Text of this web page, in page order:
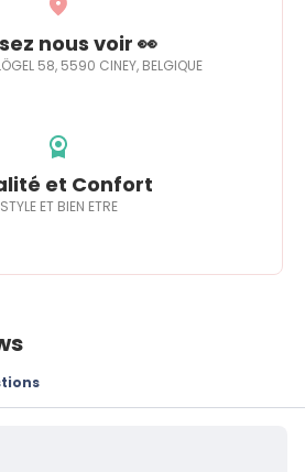
nous voir 👀
58, 5590 CINEY, BELGIQUE
et Confort
STYLE ET BIEN ETRE